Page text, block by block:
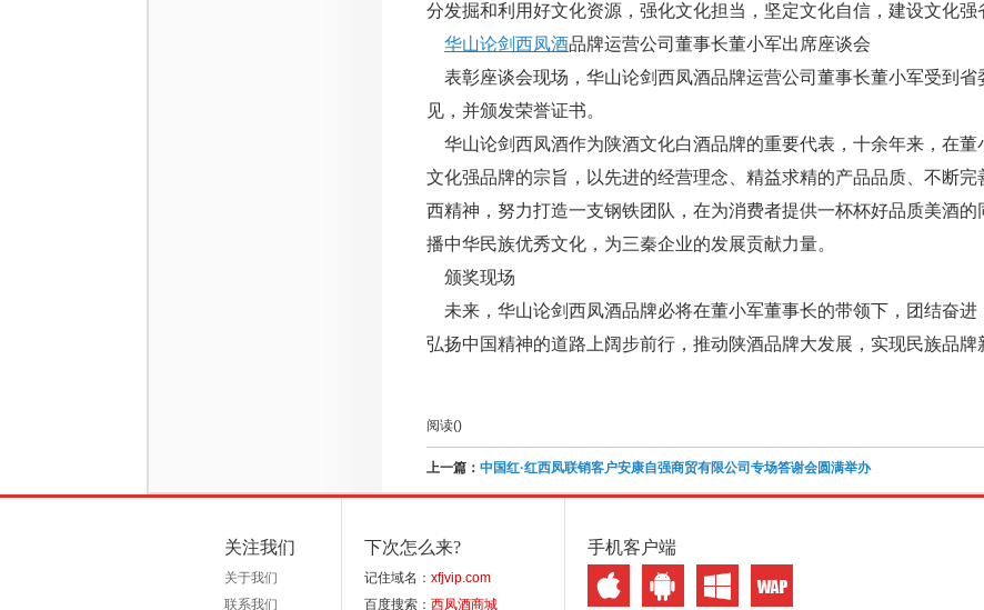
分发掘和利用好文化资源，强化文化担当，坚定文化自信，建设文化强
华山论剑西凤酒品牌运营公司董事长董小军出席座谈会
表彰座谈会现场，华山论剑西凤酒品牌运营公司董事长董小军受到
见，并颁发荣誉证书。
华山论剑西凤酒作为陕酒文化白酒品牌的重要代表，十余年来，在董
文化强品牌的宗旨，以先进的经营理念、精益求精的产品品质、不断完
西精神，努力打造一支钢铁团队，在为消费者提供一杯杯好品质美酒
播中华民族优秀文化，为三秦企业的发展贡献力量。
颁奖现场
未来，华山论剑西凤酒品牌必将在董小军董事长的带领下，团结奋进
弘扬中国精神的道路上阔步前行，推动陕酒品牌大发展，实现民族品牌
阅读()
上一篇： 中国红·红西凤联销客户安康自强商贸有限公司专场答谢会圆满举办
关注我们
关于我们
联系我们
下次怎么来?
记住域名： xfjvip.com
百度搜索： 西凤酒商城
手机客户端